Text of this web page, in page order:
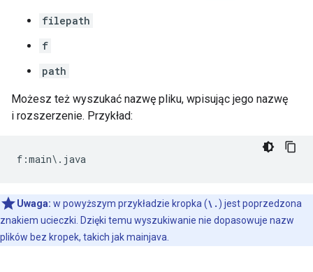
filepath
f
path
Możesz też wyszukać nazwę pliku, wpisując jego nazwę
i rozszerzenie. Przykład:
Uwaga: w powyższym przykładzie kropka (\. ) jest poprzedzona
znakiem ucieczki. Dzięki temu wyszukiwanie nie dopasowuje nazw
plików bez kropek, takich jak mainjava.